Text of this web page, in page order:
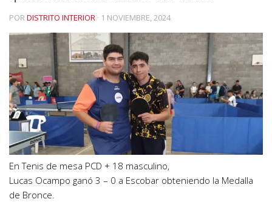
PORDISTRITO INTERIOR · 1 NOVIEMBRE, 2024
En Tenis de mesa PCD + 18 masculino,
Lucas Ocampo ganó 3 – 0 a Escobar obteniendo la Medalla
de Bronce.